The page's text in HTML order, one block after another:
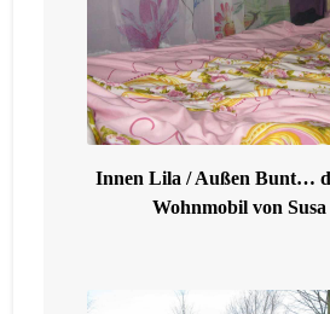
Innen Lila / Außen Bunt…
Wohnmobil von